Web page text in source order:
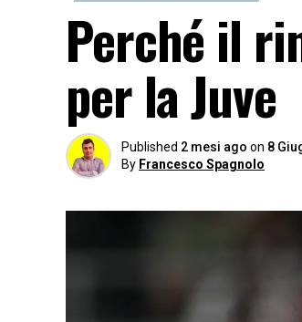
Perché il
per la Juve
Published 2 mesi ago on 8
By Francesco Spagnolo